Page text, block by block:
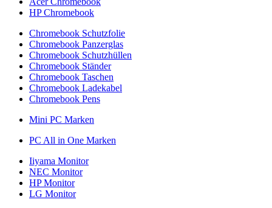
HP Chromebook
Chromebook Schutzfolie
Chromebook Panzerglas
Chromebook Schutzhüllen
Chromebook Ständer
Chromebook Taschen
Chromebook Ladekabel
Chromebook Pens
Mini PC Marken
PC All in One Marken
Iiyama Monitor
NEC Monitor
HP Monitor
LG Monitor